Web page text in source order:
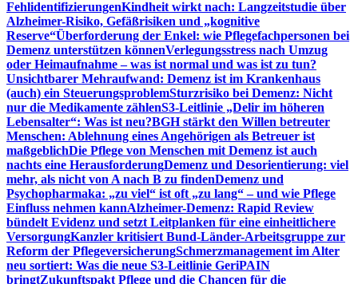
FehlidentifizierungenKindheit wirkt nach: Langzeitstudie über
Alzheimer-Risiko, Gefäßrisiken und „kognitive
Reserve“Überforderung der Enkel: wie Pflegefachpersonen bei
Demenz unterstützen könnenVerlegungsstress nach Umzug
oder Heimaufnahme – was ist normal und was ist zu tun?
Unsichtbarer Mehraufwand: Demenz ist im Krankenhaus
(auch) ein SteuerungsproblemSturzrisiko bei Demenz: Nicht
nur die Medikamente zählenS3-Leitlinie „Delir im höheren
Lebensalter“: Was ist neu?BGH stärkt den Willen betreuter
Menschen: Ablehnung eines Angehörigen als Betreuer ist
maßgeblichDie Pflege von Menschen mit Demenz ist auch
nachts eine HerausforderungDemenz und Desorientierung: viel
mehr, als nicht von A nach B zu findenDemenz und
Psychopharmaka: „zu viel“ ist oft „zu lang“ – und wie Pflege
Einfluss nehmen kannAlzheimer-Demenz: Rapid Review
bündelt Evidenz und setzt Leitplanken für eine einheitlichere
VersorgungKanzler kritisiert Bund-Länder-Arbeitsgruppe zur
Reform der PflegeversicherungSchmerzmanagement im Alter
neu sortiert: Was die neue S3-Leitlinie GeriPAIN
bringtZukunftspakt Pflege und die Chancen für die